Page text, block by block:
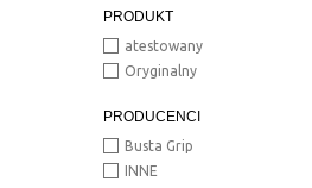
47
48
PRODUKT
atestowany
Oryginalny
PRODUCENCI
Busta Grip
INNE